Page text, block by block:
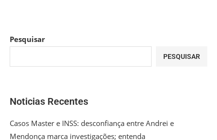
Pesquisar
PESQUISAR
Noticias Recentes
Casos Master e INSS: desconfiança entre Andrei e
Mendonça marca investigações; entenda